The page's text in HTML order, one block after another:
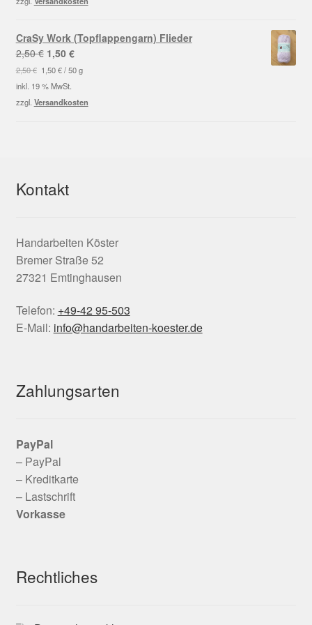
CraSy Work (Topflappengarn) Flieder
2,50€ Ursprünglicher
Preis
war:
2,50 €
1,50 €Aktueller
Preis
1,50 €.
2,50€ 1,50€/50 g
inkl. 19 % MwSt.
zzgl. Versandkosten
Kontakt
Handarbeiten Köster
Bremer Straße 52
27321 Emtinghausen
Telefon: +49-42 95-503
E-Mail: info@handarbeiten-koester.de
Zahlungsarten
PayPal
– PayPal
– Kreditkarte
– Lastschrift
Vorkasse
Rechtliches